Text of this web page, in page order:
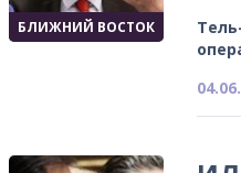
БЛИЖНИЙ ВОСТОК